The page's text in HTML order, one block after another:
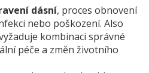
dásní, proces obnovení
nebo poškození. Also
kombinaci správné
péče a změn životního